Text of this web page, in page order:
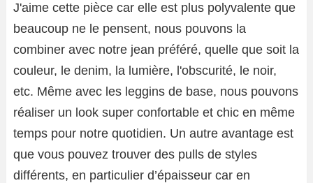
J'aime cette pièce car elle est plus polyvalente que
beaucoup ne le pensent, nous pouvons la
combiner avec notre jean préféré, quelle que soit la
couleur, le denim, la lumière, l'obscurité, le noir,
etc. Même avec les leggins de base, nous pouvons
réaliser un look super confortable et chic en même
temps pour notre quotidien. Un autre avantage est
que vous pouvez trouver des pulls de styles
différents, en particulier d’épaisseur car en